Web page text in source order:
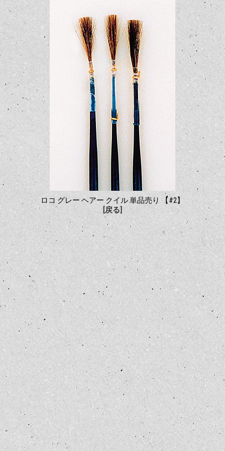
ロコ グレー ヘアー クイル 単品売り 【#2】
[戻る]